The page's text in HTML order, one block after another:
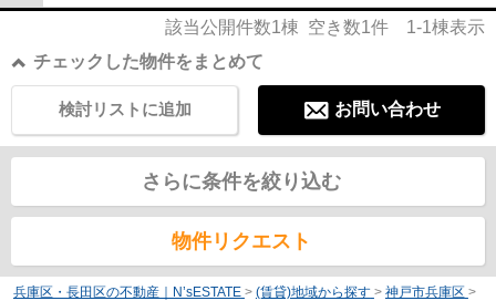
該当公開件数1棟 空き数1件 1-1棟表示
チェックした物件をまとめて
お問い合わせ
検討リストに追加
さらに条件を絞り込む
物件リクエスト
兵庫区・長田区の不動産｜N’sESTATE > (賃貸)地域から探す > 神戸市兵庫区 >